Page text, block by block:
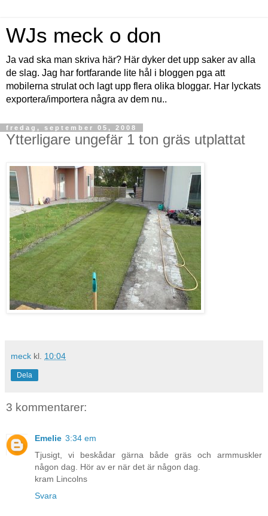
WJs meck o don
Ja vad ska man skriva här? Här dyker det upp saker av alla
de slag. Jag har fortfarande lite hål i bloggen pga att
mobilerna strulat och lagt upp flera olika bloggar. Har lyckats
exportera/importera några av dem nu..
fredag, september 05, 2008
Ytterligare ungefär 1 ton gräs utplattat
meck kl. 10:04
Dela
3 kommentarer:
Emelie 3:34 em
Tjusigt, vi beskådar gärna både gräs och armmuskler
någon dag. Hör av er när det är någon dag.
kram Lincolns
Svara